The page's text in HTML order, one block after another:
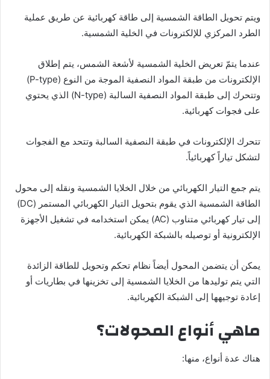
ويتم تحويل الطاقة الشمسية إلى طاقة كهربائية عن طريق عملية
الطرد المركزي للإلكترونات في الخلية الشمسية.
عندما يتمّ تعريض الخلية الشمسية لأشعة الشمس، يتم إطلاق
الإلكترونات من طبقة المواد النصفية الموجة من النوع (P-type)
وتتحرك إلى طبقة المواد النصفية السالبة (N-type) الذي يحتوي
على فجوات كهربائية.
تتحرك الإلكترونات في طبقة النصفية السالبة وتتحد مع الفجوات
لتشكل تياراً كهربائياً.
يتم جمع التيار الكهربائي من خلال الخلايا الشمسية ونقله إلى محول
الطاقة الشمسية الذي يقوم بتحويل التيار الكهربائي المستمر (DC)
إلى تيار كهربائي متناوب (AC) يمكن استخدامه في تشغيل الأجهزة
الإلكترونية أو توصيله بالشبكة الكهربائية.
يمكن أن يتضمن المحول أيضاً نظام تحكم وتحويل للطاقة الزائدة
التي يتم توليدها من الخلايا الشمسية إلى تخزينها في بطاريات أو
إعادة توجيهها إلى الشبكة الكهربائية.
ماهي أنواع المحولات؟
هناك عدة أنواع، منها: